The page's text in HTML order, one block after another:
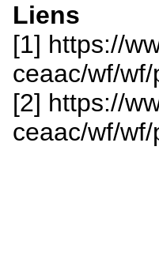
Liens
[1] https://
ceaac/wf/
[2] https://
ceaac/wf/